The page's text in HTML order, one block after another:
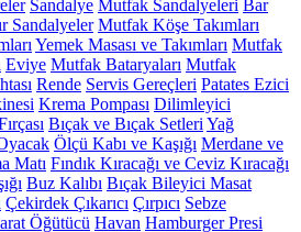
Sandalye Mutfak Sandalyeleri Bar
Sandalyeler Mutfak Köşe Takımları
Yemek Masası ve Takımları Mutfak
Eviye Mutfak Bataryaları Mutfak
Rende Servis Gereçleri Patates Ezici
Krema Pompası Dilimleyici
Bıçak ve Bıçak Setleri Yağ
Ölçü Kabı ve Kaşığı Merdane ve
Matı Fındık Kıracağı ve Ceviz Kıracağı
Buz Kalıbı Bıçak Bileyici Masat
Çekirdek Çıkarıcı Çırpıcı Sebze
Öğütücü Havan Hamburger Presi